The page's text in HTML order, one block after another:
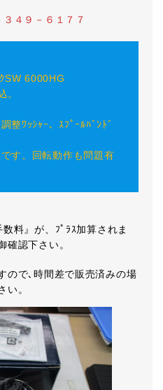
４９－６１７７
SW 6000HG
。
整ﾜｯｼｬｰ、ｽﾌﾟｰﾙﾊﾞﾝﾄﾞ
す。回転動作も問題有
料』が、ﾌﾟﾗｽ加算されま
確認下さい。
ので､時間差で販売済みの場
い。